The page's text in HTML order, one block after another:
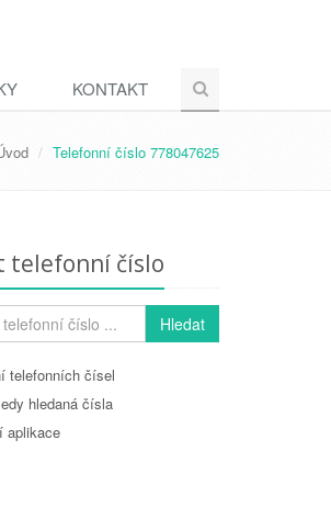
KONTAKT
Telefonní číslo 778047625
telefonní číslo
Hledat
telefonních čísel
hledaná čísla
aplikace